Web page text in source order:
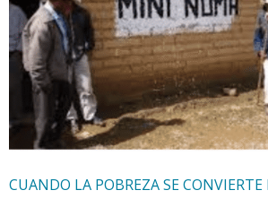
CUANDO LA POBREZA SE